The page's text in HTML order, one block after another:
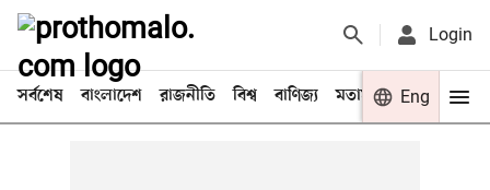
Login
সর্বশেষ বাংলাদেশ রাজনীতি বিশ্ব বাণিজ্য মতামত খেলা
Eng